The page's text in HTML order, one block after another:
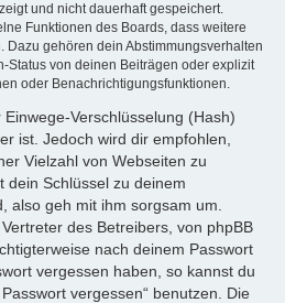
und nicht dauerhaft gespeichert.
Funktionen des Boards, dass weitere
Dazu gehören dein Abstimmungsverhalten
Status von deinen Beiträgen oder explizit
oder Benachrichtigungsfunktionen.
Verschlüsselung (Hash)
ist. Jedoch wird dir empfohlen,
Vielzahl von Webseiten zu
dein Schlüssel zu deinem
also geh mit ihm sorgsam um.
des Betreibers, von phpBB
nach deinem Passwort
vergessen haben, so kannst du
vergessen“ benutzen. Die